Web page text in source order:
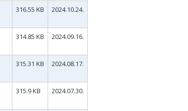
316.55 KB 2024.10.24.
314.85 KB 2024.09.16.
315.31 KB 2024.08.17.
315.9 KB 2024.07.30.